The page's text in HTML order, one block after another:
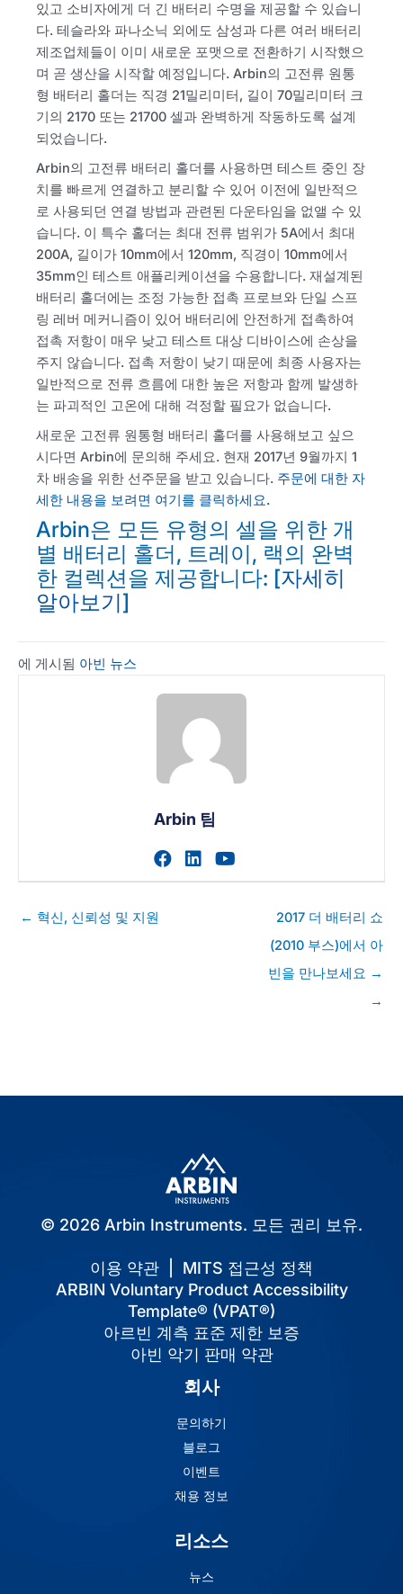
있고 소비자에게 더 긴 배터리 수명을 제공할 수 있습니
다. 테슬라와 파나소닉 외에도 삼성과 다른 여러 배터리
제조업체들이 이미 새로운 포맷으로 전환하기 시작했으
며 곧 생산을 시작할 예정입니다. Arbin의 고전류 원통
형 배터리 홀더는 직경 21밀리미터, 길이 70밀리미터 크
기의 2170 또는 21700 셀과 완벽하게 작동하도록 설계
되었습니다.
Arbin의 고전류 배터리 홀더를 사용하면 테스트 중인 장
치를 빠르게 연결하고 분리할 수 있어 이전에 일반적으
로 사용되던 연결 방법과 관련된 다운타임을 없앨 수 있
습니다. 이 특수 홀더는 최대 전류 범위가 5A에서 최대
200A, 길이가 10mm에서 120mm, 직경이 10mm에서
35mm인 테스트 애플리케이션을 수용합니다. 재설계된
배터리 홀더에는 조정 가능한 접촉 프로브와 단일 스프
링 레버 메커니즘이 있어 배터리에 안전하게 접촉하여
접촉 저항이 매우 낮고 테스트 대상 디바이스에 손상을
주지 않습니다. 접촉 저항이 낮기 때문에 최종 사용자는
일반적으로 전류 흐름에 대한 높은 저항과 함께 발생하
는 파괴적인 고온에 대해 걱정할 필요가 없습니다.
새로운 고전류 원통형 배터리 홀더를 사용해보고 싶으
시다면 Arbin에 문의해 주세요. 현재 2017년 9월까지 1
차 배송을 위한 선주문을 받고 있습니다. 주문에 대한 자
세한 내용을 보려면 여기를 클릭하세요.
Arbin은 모든 유형의 셀을 위한 개
별 배터리 홀더, 트레이, 랙의 완벽
한 컬렉션을 제공합니다: [자세히
알아보기]
에 게시됨 아빈 뉴스
Arbin 팀
작가의 facebook 프로필 방
작가의 linkedin 프로필
← 혁신, 신뢰성 및 지원
2017 더 배터리 쇼
(2010 부스)에서 아
빈을 만나보세요 →
→
© 2026 Arbin Instruments. 모든 권리 보유.
이용 약관
MITS 접근성 정책
ARBIN Voluntary Product Accessibility
Template® (VPAT®)
아르빈 계측 표준 제한 보증
아빈 악기 판매 약관
회사
문의하기
블로그
이벤트
채용 정보
리소스
뉴스